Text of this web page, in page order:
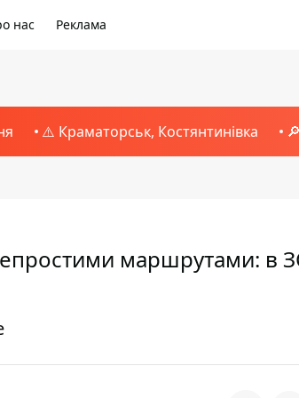
нас Реклама
⚠️ Краматорськ, Костянтинівка
маршрутами: в